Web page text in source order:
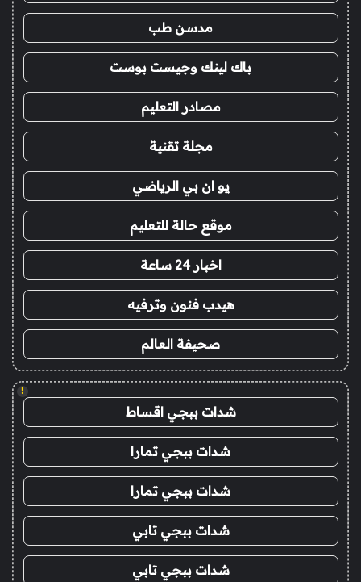
مدسن طب
باك لينك وجيست بوست
مصادر التعليم
مجلة تقنية
يو ان بي الرياضي
موقع حالة للتعليم
اخبار 24 ساعة
هيدب فنون وترفيه
صحيفة العالم
!
شدات ببجي اقساط
شدات ببجي تمارا
شدات ببجي تمارا
شدات ببجي تابي
شدات ببجي تابي